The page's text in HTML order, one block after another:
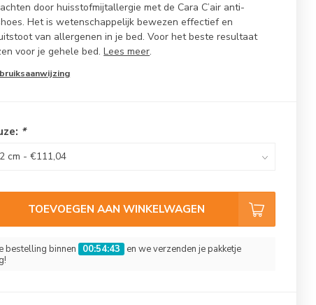
door huisstofmijtallergie met de Cara C’air anti-
Het is wetenschappelijk bewezen effectief en
van allergenen in je bed. Voor het beste resultaat
voor je gehele bed.Lees meer.
*
TOEVOEGEN AAN WINKELWAGEN
bestelling binnen 00:54:42
en we verzenden je pakketje